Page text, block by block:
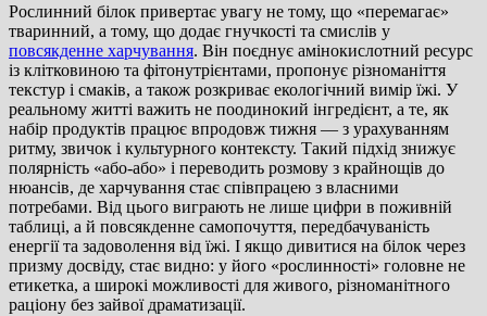
Рослинний білок привертає увагу не тому, що «перемагає»
тваринний, а тому, що додає гнучкості та смислів у
повсякденне харчування. Він поєднує амінокислотний ресурс
із клітковиною та фітонутрієнтами, пропонує різноманіття
текстур і смаків, а також розкриває екологічний вимір їжі. У
реальному житті важить не поодинокий інгредієнт, а те, як
набір продуктів працює впродовж тижня — з урахуванням
ритму, звичок і культурного контексту. Такий підхід знижує
полярність «або-або» і переводить розмову з крайнощів до
нюансів, де харчування стає співпрацею з власними
потребами. Від цього виграють не лише цифри в поживній
таблиці, а й повсякденне самопочуття, передбачуваність
енергії та задоволення від їжі. І якщо дивитися на білок через
призму досвіду, стає видно: у його «рослинності» головне не
етикетка, а широкі можливості для живого, різноманітного
раціону без зайвої драматизації.